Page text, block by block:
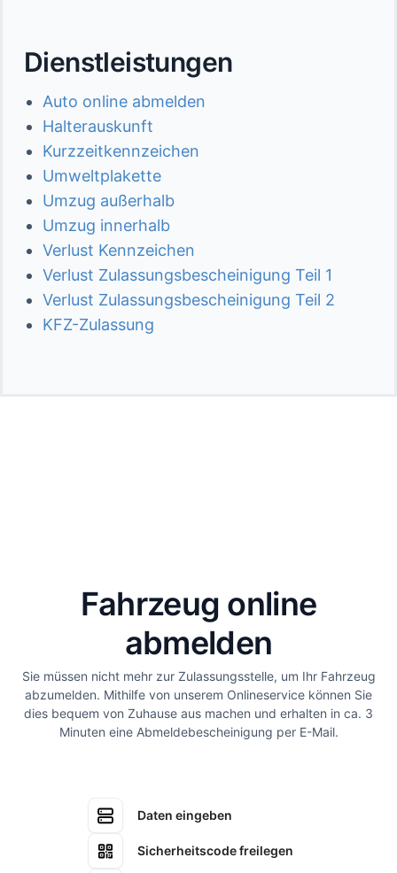
Dienstleistungen
Auto online abmelden
Halterauskunft
Kurzzeitkennzeichen
Umweltplakette
Umzug außerhalb
Umzug innerhalb
Verlust Kennzeichen
Verlust Zulassungsbescheinigung Teil 1
Verlust Zulassungsbescheinigung Teil 2
KFZ-Zulassung
Fahrzeug online
abmelden
Sie müssen nicht mehr zur Zulassungsstelle, um Ihr Fahrzeug
abzumelden. Mithilfe von unserem Onlineservice können Sie
dies bequem von Zuhause aus machen und erhalten in ca. 3
Minuten eine Abmeldebescheinigung per E-Mail.
Daten eingeben
Sicherheitscode freilegen